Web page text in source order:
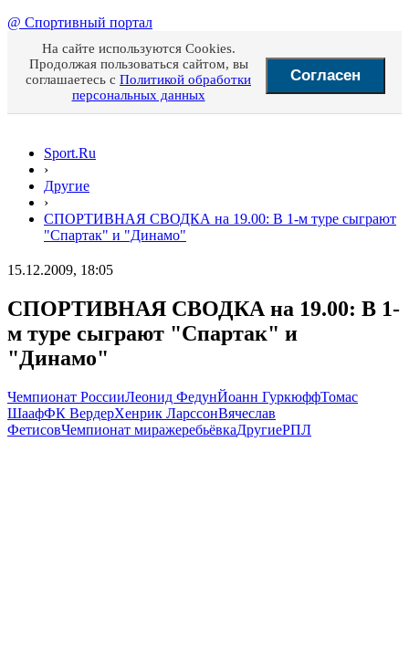
@ Спортивный портал
На сайте используются Cookies.
Продолжая пользоваться сайтом, вы
соглашаетесь с Политикой обработки
персональных данных
Согласен
Sport.Ru
›
Другие
›
СПОРТИВНАЯ СВОДКА на 19.00: В 1-м туре сыграют
"Спартак" и "Динамо"
15.12.2009, 18:05
СПОРТИВНАЯ СВОДКА на 19.00: В 1-
м туре сыграют "Спартак" и
"Динамо"
Чемпионат РоссииЛеонид ФедунЙоанн ГуркюффТомас
ШаафФК ВердерХенрик ЛарссонВячеслав
ФетисовЧемпионат миражеребьёвкаДругиеРПЛ